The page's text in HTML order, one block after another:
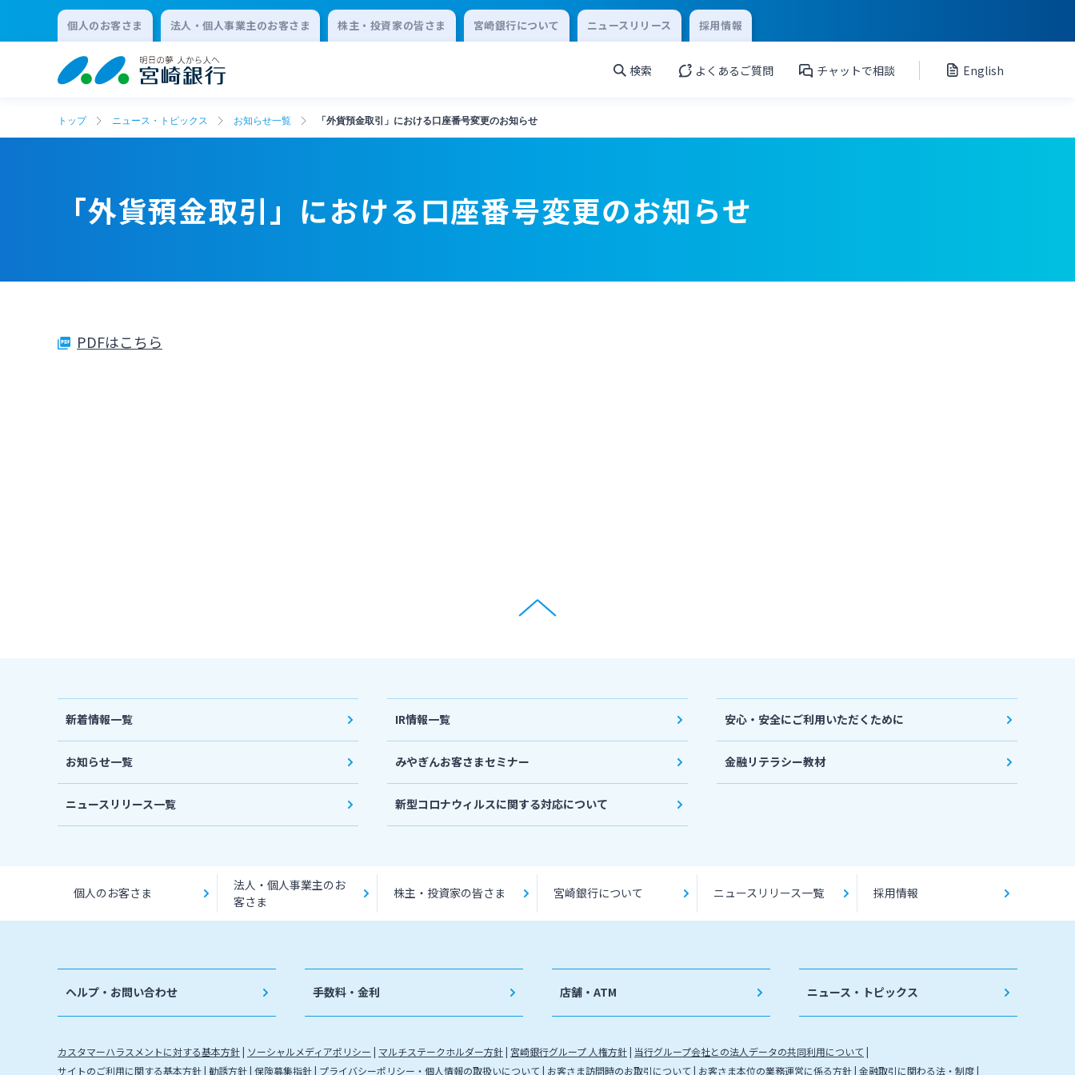
個人のお客さま 法人・個人事業主のお客さま 株主・投資家の皆さま 宮崎銀行について ニュースリリース 採用情報
検索 よくあるご質問 チャットで相談 English
トップ ニュース・トピックス お知らせ一覧 「外貨預金取引」における口座番号変更のお知らせ
「外貨預金取引」における口座番号変更のお知らせ
PDFはこちら
新着情報一覧
お知らせ一覧
ニュースリリース一覧
IR情報一覧
みやぎんお客さまセミナー
新型コロナウィルスに関する対応について
安心・安全にご利用いただくために
金融リテラシー教材
個人のお客さま
法人・個人事業主のお
客さま
株主・投資家の皆さま 宮崎銀行について ニュースリリース一覧 採用情報
ヘルプ・お問い合わせ 手数料・金利 店舗・ATM ニュース・トピックス
カスタマーハラスメントに対する基本方針 ソーシャルメディアポリシー マルチステークホルダー方針 宮崎銀行グループ 人権方針 当行グループ会社との法人データの共同利用について
サイトのご利用に関する基本方針 勧誘方針 保険募集指針 プライバシーポリシー・個人情報の取扱いについて お客さま訪問時のお取引について お客さま本位の業務運営に係る方針 金融取引に関わる法・制度